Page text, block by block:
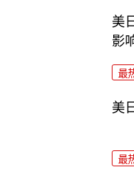
美
影
最
美
最